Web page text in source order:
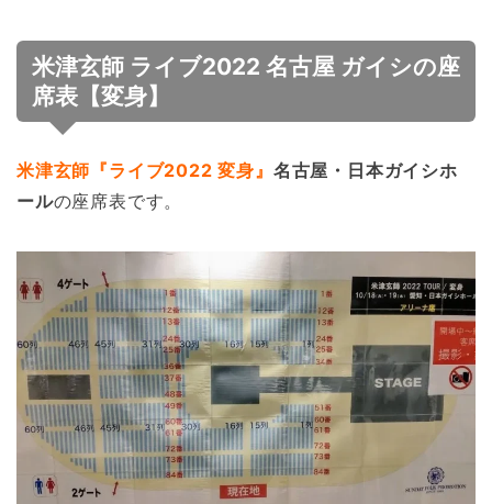
米津玄師 ライブ2022 名古屋 ガイシの座
席表【変身】
米津玄師『ライブ2022 変身』 名古屋・日本ガイシホ
ールの座席表です。